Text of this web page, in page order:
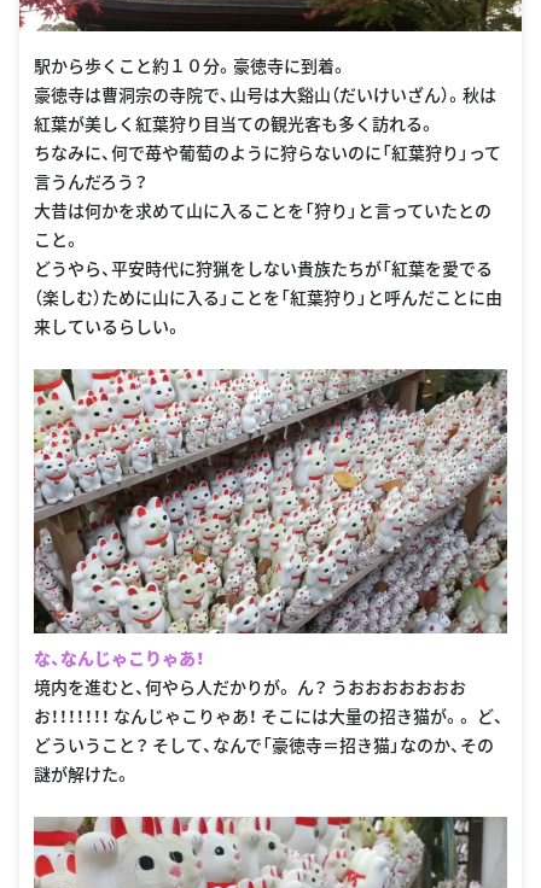
駅から歩くこと約１０分。豪徳寺に到着。
豪徳寺は曹洞宗の寺院で、山号は大谿山（だいけいざん）。秋は
紅葉が美しく紅葉狩り目当ての観光客も多く訪れる。
ちなみに、何で苺や葡萄のように狩らないのに「紅葉狩り」って
言うんだろう？
大昔は何かを求めて山に入ることを「狩り」と言っていたとの
こと。
どうやら、平安時代に狩猟をしない貴族たちが「紅葉を愛でる
（楽しむ）ために山に入る」ことを「紅葉狩り」と呼んだことに由
来しているらしい。
な、なんじゃこりゃあ！
境内を進むと、何やら人だかりが。 ん？ うおおおおおおお
お！！！！！！！ なんじゃこりゃあ！ そこには大量の招き猫が。。 ど、
どういうこと？ そして、なんで「豪徳寺＝招き猫」なのか、その
謎が解けた。